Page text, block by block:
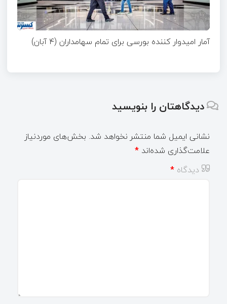
آمار امیدوار کننده بورسی برای تمام سهامداران (۴ آبان)
دیدگاهتان را بنویسید
نشانی ایمیل شما منتشر نخواهد شد. بخش‌های موردنیاز
علامت‌گذاری شده‌اند *
دیدگاه *